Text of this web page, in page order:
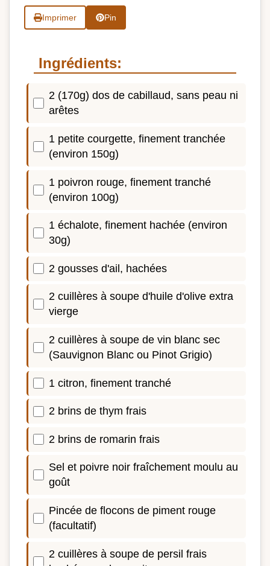
Imprimer Pin
Ingrédients:
2 (170g) dos de cabillaud, sans peau ni
arêtes
1 petite courgette, finement tranchée
(environ 150g)
1 poivron rouge, finement tranché
(environ 100g)
1 échalote, finement hachée (environ
30g)
2 gousses d'ail, hachées
2 cuillères à soupe d'huile d'olive extra
vierge
2 cuillères à soupe de vin blanc sec
(Sauvignon Blanc ou Pinot Grigio)
1 citron, finement tranché
2 brins de thym frais
2 brins de romarin frais
Sel et poivre noir fraîchement moulu au
goût
Pincée de flocons de piment rouge
(facultatif)
2 cuillères à soupe de persil frais